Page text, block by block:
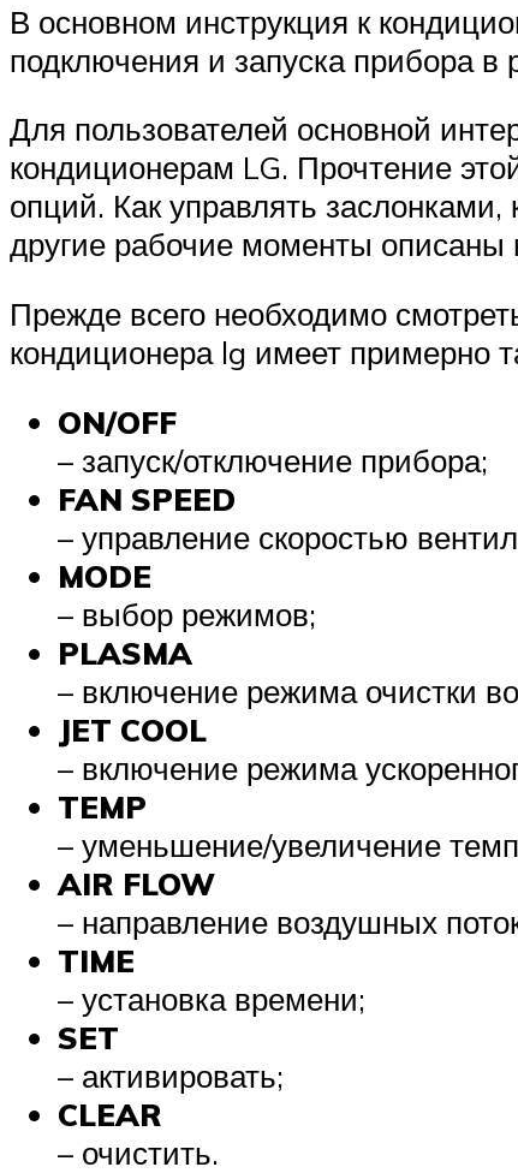
В основном инструкция к
подключения и запуска прибора в
Для пользователей основной
кондиционерам LG. Прочтение
опций. Как управлять заслонками,
другие рабочие моменты описаны
Прежде всего необходимо
кондиционера lg имеет примерно
ON/OFF
– запуск/отключение прибора;
FAN SPEED
– управление скоростью
MODE
– выбор режимов;
PLASMA
– включение режима очистки
JET COOL
– включение режима
TEMP
– уменьшение/увеличение
AIR FLOW
– направление воздушных
TIME
– установка времени;
SET
– активировать;
CLEAR
– очистить.